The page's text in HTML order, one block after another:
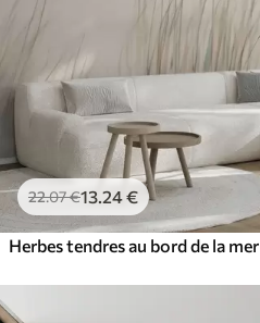
22.07€13 .24€
Herbes tendres au bord de la mer